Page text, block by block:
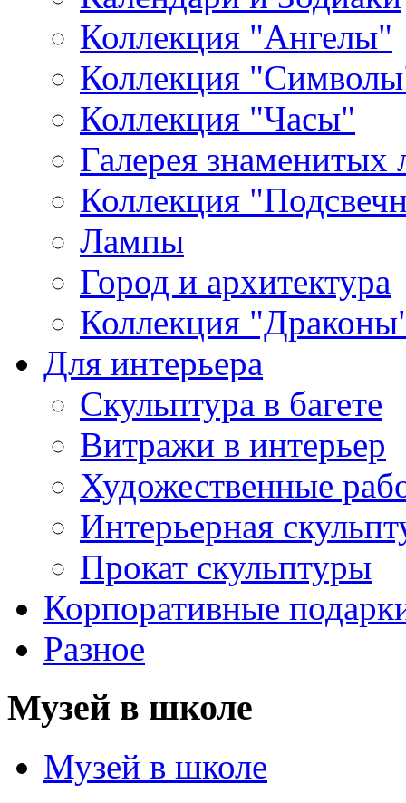
Коллекция "Ангелы"
Коллекция
Коллекция "Часы"
Галерея знаменитых
Коллекция
Лампы
Город и архитектура
Коллекция
Для интерьера
Скульптура в багете
Витражи в интерьер
Художественные
Интерьерная
Прокат скульптуры
Корпоративные
Разное
Музей в школе
Музей в школе